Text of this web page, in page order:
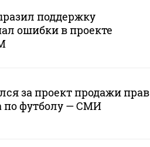
поддержку
ошибки в проекте
за проект продажи прав
по футболу — СМИ